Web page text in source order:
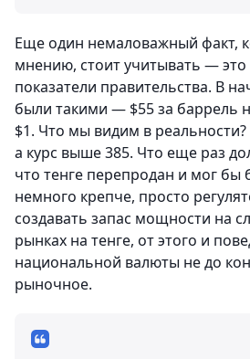
Еще один немаловажный факт,
мнению, стоит учитывать —
показатели правительства. В
были такими — $55 за баррель
$1. Что мы видим в
а курс выше 385. Что еще раз
что тенге перепродан и мог бы
немного крепче, просто
создавать запас мощности на
рынках на тенге, от этого и
национальной валюты не до
рыночное.